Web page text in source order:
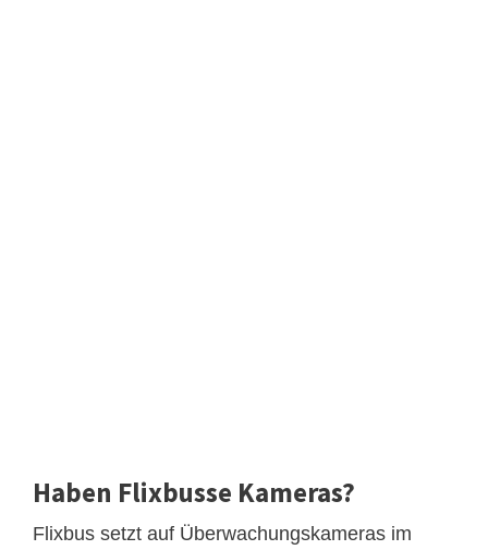
Haben Flixbusse Kameras?
Flixbus setzt auf Überwachungskameras im